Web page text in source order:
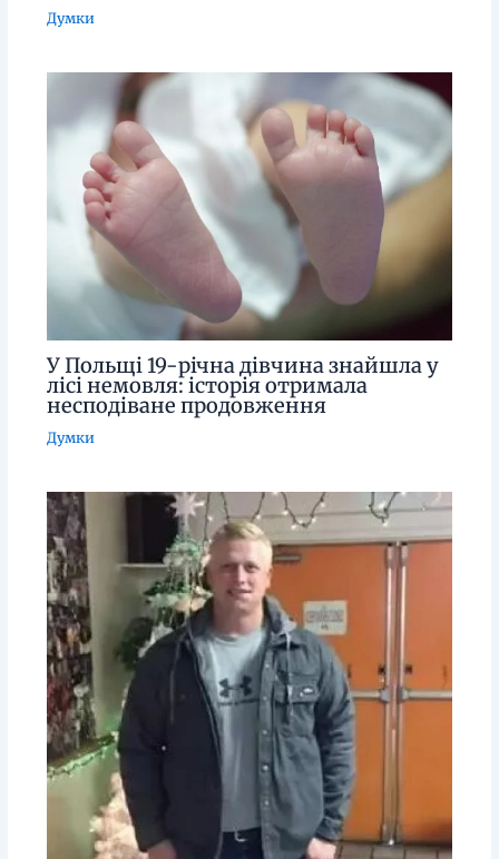
Думки
У Польщі 19-річна дівчина знайшла у
лісі немовля: історія отримала
несподіване продовження
Думки